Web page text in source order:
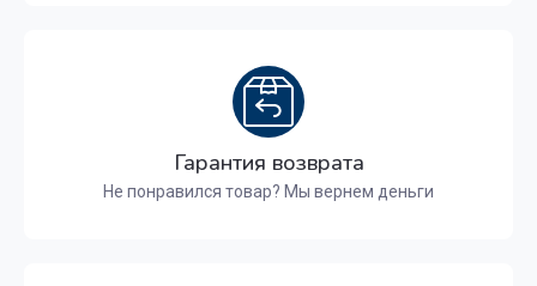
Гарантия возврата
Не понравился товар? Мы вернем деньги